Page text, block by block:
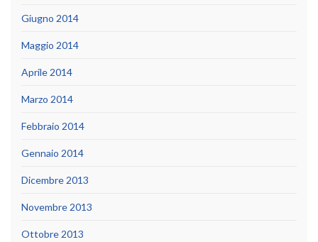
Giugno 2014
Maggio 2014
Aprile 2014
Marzo 2014
Febbraio 2014
Gennaio 2014
Dicembre 2013
Novembre 2013
Ottobre 2013